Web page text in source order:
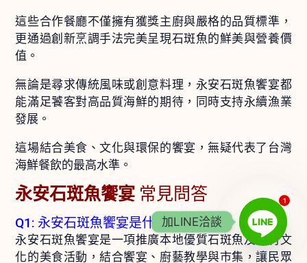
這些合作餐廳不僅擁有獲獎主廚與嚴格的品質標準，
更通過創新烹調手法完美呈現石斑魚的鮮美與營養價
值。
無論是尋求傳統風味或創意料理，永安石斑魚饗宴都
能滿足饕客對高品質海鮮的期待，同時支持永續漁業
發展。
這場結合美食、文化與環保的饗宴，無疑代表了台灣
海鮮餐飲的最高水準。
永安石斑魚饗宴 常見問答
Q1: 永安石斑魚饗宴是什麼活動？
永安石斑魚饗宴是一項推廣本地優質石斑魚及漁村文
化的美食活動，結合饗宴、廚藝教學與市集，讓民眾
1
加LINE洽談